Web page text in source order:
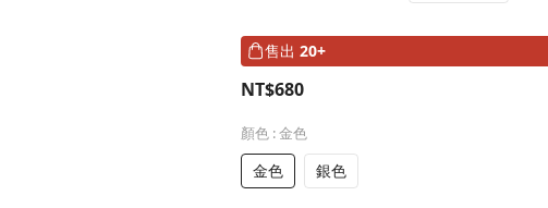
售出 20+
NT$680
顏色 : 金色
金色 銀色